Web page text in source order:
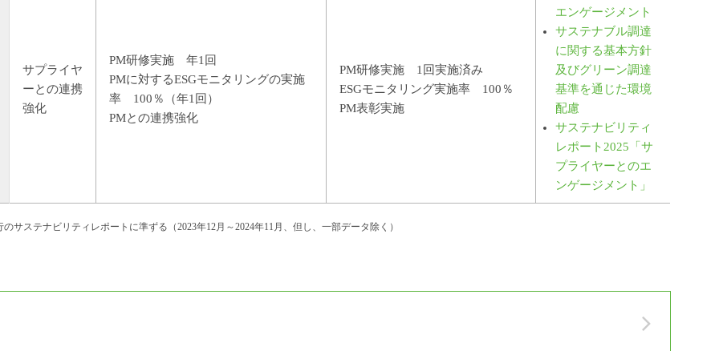
サプライヤ
ーとの連携
強化
PM研修実施 年1回
PMに対するESGモニタリングの実施
率 100％（年1回）
PMとの連携強化
PM研修実施 1回実施済み
ESGモニタリング実施率 100％
PM表彰実施
エンゲージメント
サステナブル調達
に関する基本方針
及びグリーン調達
基準を通じた環境
配慮
サステナビリティ
レポート2025「サ
プライヤーとのエ
ンゲージメント」
サステナビリティレポートに準ずる（2023年12月～2024年11月、但し、一部データ除く）